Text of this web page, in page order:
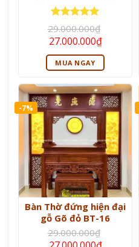
Được xếp
hạng55
sao
29.000.000₫
Giá
gốc
là:
29.000.000₫.
27.000.000₫Giá
hiện
tại
là:
MUA NGAY
-7%
Bàn Thờ đứng hiện đại
gỗ Gõ đỏ BT-16
29.000.000₫
Giá
Giá